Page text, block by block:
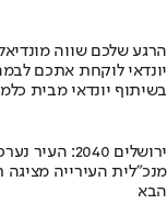
הרגע שלכם שווה
יונדאי לוקחת אתכם
בשיתוף יונדאי מבית
ירושלים 2040: העיר נערכת ל- 1.5 מליון תושבים
מנכ"לית העירייה
הבא